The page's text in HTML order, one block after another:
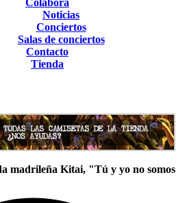
Colabora
Noticias
Conciertos
Salas de conciertos
Contacto
Tienda
madrileña Kitai, "Tú y yo no somos